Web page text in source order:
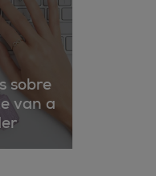
sobre
van a